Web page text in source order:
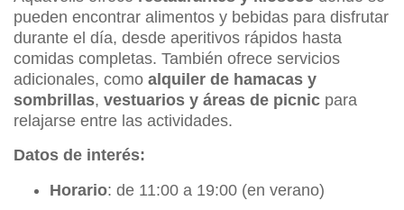
pueden encontrar alimentos y bebidas para disfrutar
durante el día, desde aperitivos rápidos hasta
comidas completas. También ofrece servicios
adicionales, como alquiler de hamacas y
sombrillas, vestuarios y áreas de picnic para
relajarse entre las actividades.
Datos de interés:
Horario: de 11:00 a 19:00 (en verano)